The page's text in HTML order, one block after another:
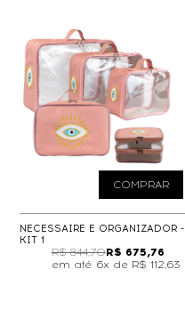
COMPRAR
NECESSAIRE E ORGANIZADOR -
KIT 1
R$ 844,70R$ 675,76
6x de R$ 112,63